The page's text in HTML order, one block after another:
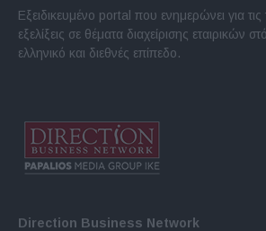
Εξειδικευμένο portal που ενημερώνει για τις
εξελίξεις σε θέματα διαχείρισης εταιρικών
ελληνικό και διεθνές επίπεδο.
Direction Business Network